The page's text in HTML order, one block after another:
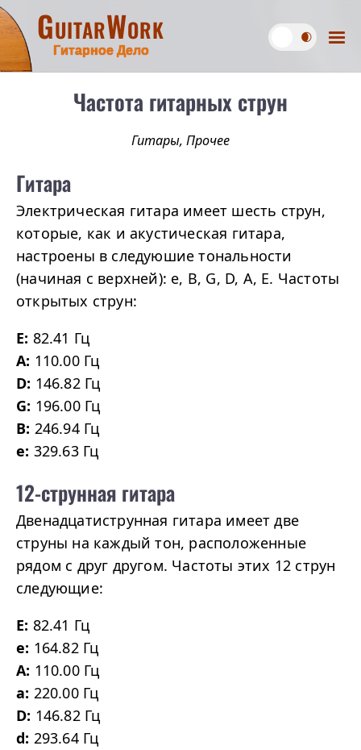
GuitarWork
Гитарное Дело
Частота гитарных струн
Гитары, Прочее
Гитара
Электрическая гитара имеет шесть струн,
которые, как и акустическая гитара,
настроены в следуюшие тональности
(начиная с верхней): e, B, G, D, A, E. Частоты
открытых струн:
E: 82.41 Гц
A: 110.00 Гц
D: 146.82 Гц
G: 196.00 Гц
B: 246.94 Гц
e: 329.63 Гц
12-струнная гитара
Двенадцатиструнная гитара имеет две
струны на каждый тон, расположенные
рядом с друг другом. Частоты этих 12 струн
следующие:
E: 82.41 Гц
e: 164.82 Гц
A: 110.00 Гц
a: 220.00 Гц
D: 146.82 Гц
d: 293.64 Гц